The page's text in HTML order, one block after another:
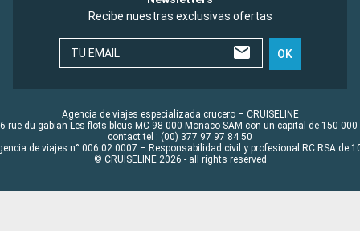
Recibe nuestras exclusivas ofertas
TU EMAIL OK
Agencia de viajes especializada crucero – CRUISELINE
rue du gabian Les flots bleus MC 98 000 Monaco SAM con un capital de 150 000
contact tel : (00) 377 97 97 84 50
de viajes n° 006 02 0007 – Responsabilidad civil y profesional RC RSA de
© CRUISELINE 2026 - all rights reserved